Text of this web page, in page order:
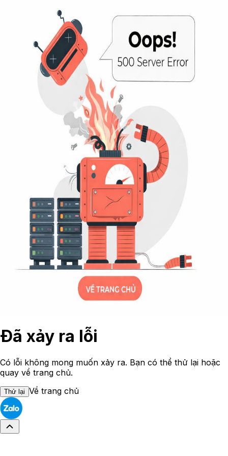
Đã xảy ra lỗi
Có lỗi không mong muốn xảy ra. Bạn có thể thử lại hoặc
quay về trang chủ.
Thử lại Về trang chủ